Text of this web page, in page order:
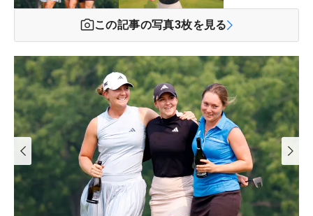
この記事の写真3枚を見る